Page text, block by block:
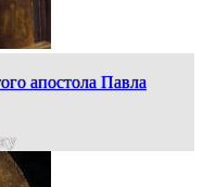
апостола Павла